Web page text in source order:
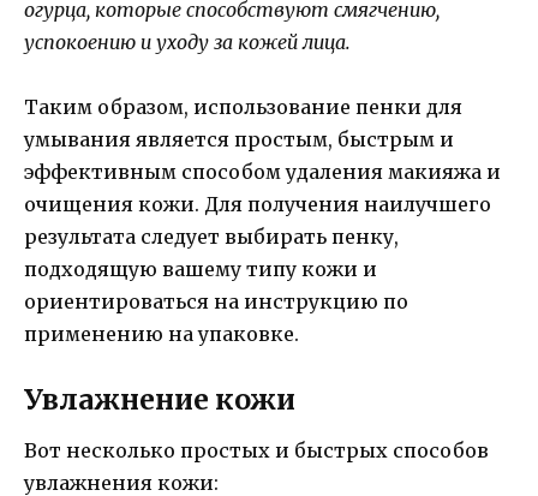
огурца, которые способствуют смягчению,
успокоению и уходу за кожей лица.
Таким образом, использование пенки для
умывания является простым, быстрым и
эффективным способом удаления макияжа и
очищения кожи. Для получения наилучшего
результата следует выбирать пенку,
подходящую вашему типу кожи и
ориентироваться на инструкцию по
применению на упаковке.
Увлажнение кожи
Вот несколько простых и быстрых способов
увлажнения кожи: